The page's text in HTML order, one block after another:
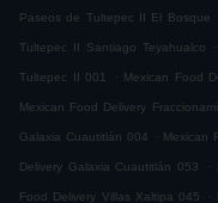
Paseos de Tultepec II El Bosque
Tultepec II Santiago Teyahualco .
Tultepec II 001 . Mexican Food
Mexican Food Delivery
Galaxia Cuautitlán 004 . Mexican
Delivery Galaxia Cuautitlán 053 .
Food Delivery Villas Xaltipa 045 .